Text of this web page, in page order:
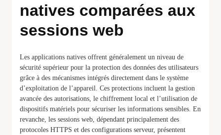
natives comparées aux
sessions web
Les applications natives offrent généralement un niveau de
sécurité supérieur pour la protection des données des utilisateurs
grâce à des mécanismes intégrés directement dans le système
d’exploitation de l’appareil. Ces protections incluent la gestion
avancée des autorisations, le chiffrement local et l’utilisation de
dispositifs matériels pour sécuriser les informations sensibles. En
revanche, les sessions web, dépendant principalement des
protocoles HTTPS et des configurations serveur, présentent